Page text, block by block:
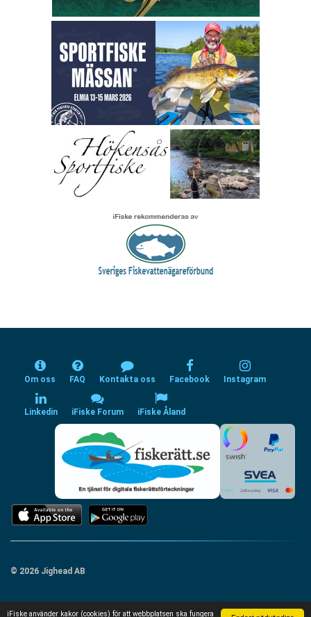
iFiske använder kakor (cookies) för att webbplatsen ska fungera
Om oss FAQ Kontakta oss Facebook Instagram
Linkedin iFiske Forum iFiske Åland
© 2026 Jighead AB